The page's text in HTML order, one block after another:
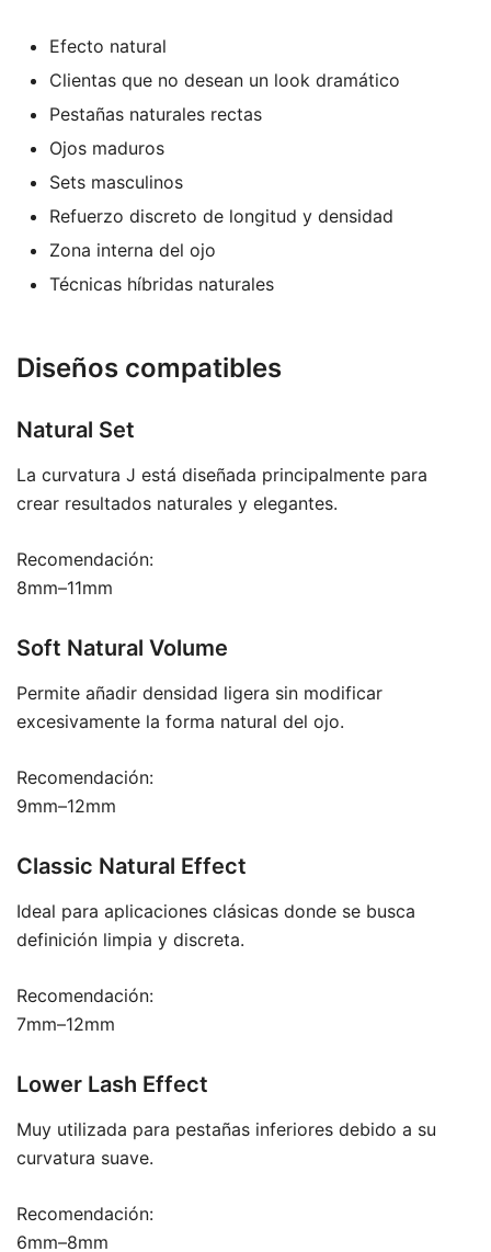
Efecto natural
Clientas que no desean un look dramático
Pestañas naturales rectas
Ojos maduros
Sets masculinos
Refuerzo discreto de longitud y densidad
Zona interna del ojo
Técnicas híbridas naturales
Diseños compatibles
Natural Set
La curvatura J está diseñada principalmente para
crear resultados naturales y elegantes.
Recomendación:
8mm–11mm
Soft Natural Volume
Permite añadir densidad ligera sin modificar
excesivamente la forma natural del ojo.
Recomendación:
9mm–12mm
Classic Natural Effect
Ideal para aplicaciones clásicas donde se busca
definición limpia y discreta.
Recomendación:
7mm–12mm
Lower Lash Effect
Muy utilizada para pestañas inferiores debido a su
curvatura suave.
Recomendación:
6mm–8mm